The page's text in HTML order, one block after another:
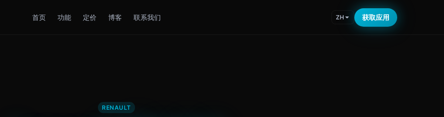
首页 功能 定价 博客 联系我们 ZH 获取应用
RENAULT